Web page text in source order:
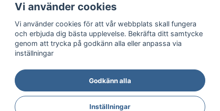
Tjänster
Kontakt
Projekt
2026- Alla rättigheter reserverade
IntegritetspolicyKöpvillkor
Vi använder cookies
Vi använder cookies för att vår webbplats skall fungera
och erbjuda dig bästa upplevelse. Bekräfta ditt samtycke
genom att trycka på godkänn alla eller anpassa via
inställningar
Godkänn alla
Inställningar